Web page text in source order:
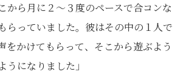
から月に２～３度のペースで合コンな
らっていました。彼はその中の１人で
をかけてもらって、そこから遊ぶよう
うになりました」